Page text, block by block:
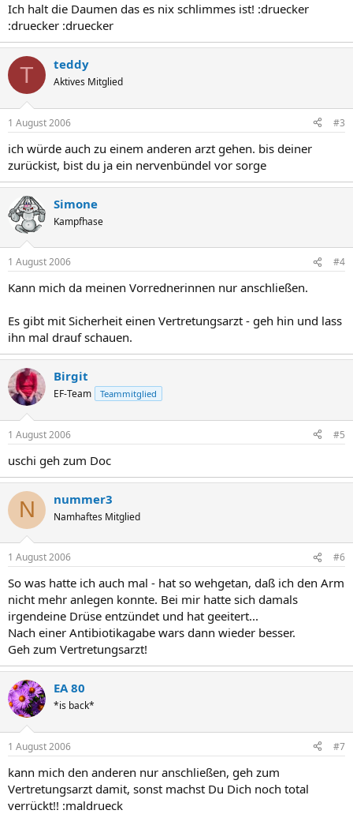
Ich halt die Daumen das es nix schlimmes ist! :druecker
:druecker :druecker
T teddy
Aktives Mitglied
1 August 2006 #3
ich würde auch zu einem anderen arzt gehen. bis deiner
zurückist, bist du ja ein nervenbündel vor sorge
Simone
Kampfhase
1 August 2006 #4
Kann mich da meinen Vorrednerinnen nur anschließen.
Es gibt mit Sicherheit einen Vertretungsarzt - geh hin und lass
ihn mal drauf schauen.
Birgit
EF-Team Teammitglied
1 August 2006 #5
uschi geh zum Doc
N nummer3
Namhaftes Mitglied
1 August 2006 #6
So was hatte ich auch mal - hat so wehgetan, daß ich den Arm
nicht mehr anlegen konnte. Bei mir hatte sich damals
irgendeine Drüse entzündet und hat geeitert...
Nach einer Antibiotikagabe wars dann wieder besser.
Geh zum Vertretungsarzt!
EA 80
*is back*
1 August 2006 #7
kann mich den anderen nur anschließen, geh zum
Vertretungsarzt damit, sonst machst Du Dich noch total
verrückt!! :maldrueck